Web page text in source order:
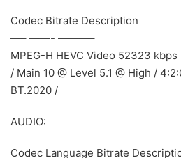
Codec Bitrate Description
—– ——- ———–
MPEG-H HEVC Video 52323
/ Main 10 @ Level 5.1 @ High /
BT.2020 /
AUDIO:
Codec Language Bitrate